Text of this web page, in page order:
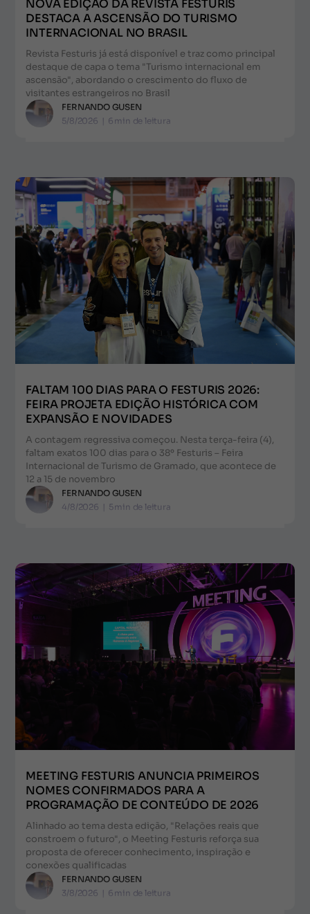
NOVA EDIÇÃO DA REVISTA FESTURIS
DESTACA A ASCENSÃO DO TURISMO
INTERNACIONAL NO BRASIL
Revista Festuris já está disponível e traz como principal
destaque de capa o tema "Turismo internacional em
ascensão", abordando o crescimento do fluxo de
visitantes estrangeiros no Brasil
FERNANDO GUSEN
5/8/2026 | 6 min de leitura
FALTAM 100 DIAS PARA O FESTURIS 2026:
FEIRA PROJETA EDIÇÃO HISTÓRICA COM
EXPANSÃO E NOVIDADES
A contagem regressiva começou. Nesta terça-feira (4),
faltam exatos 100 dias para o 38º Festuris – Feira
Internacional de Turismo de Gramado, que acontece de
12 a 15 de novembro
FERNANDO GUSEN
4/8/2026 | 5min de leitura
MEETING FESTURIS ANUNCIA PRIMEIROS
NOMES CONFIRMADOS PARA A
PROGRAMAÇÃO DE CONTEÚDO DE 2026
Alinhado ao tema desta edição, "Relações reais que
constroem o futuro", o Meeting Festuris reforça sua
proposta de oferecer conhecimento, inspiração e
conexões qualificadas
FERNANDO GUSEN
3/8/2026 | 6 min de leitura